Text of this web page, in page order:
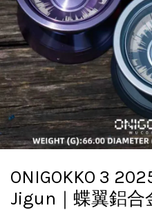
ONIGOKKO 3
Jigun｜蝶翼鋁合